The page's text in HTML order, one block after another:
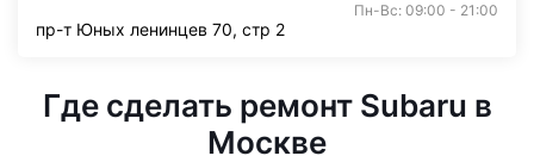
Пн-Вс: 09:00 - 21:00
пр-т Юных ленинцев 70, стр 2
Где сделать ремонт Subaru в
Москве